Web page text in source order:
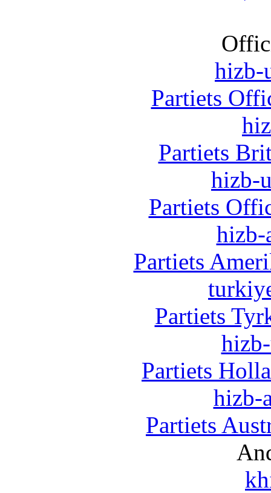
hizb-
Partiets
Partiets
hizb-
Partiets
hizb-
Partiets
Partiets
Partiets
hizb-
Partiets